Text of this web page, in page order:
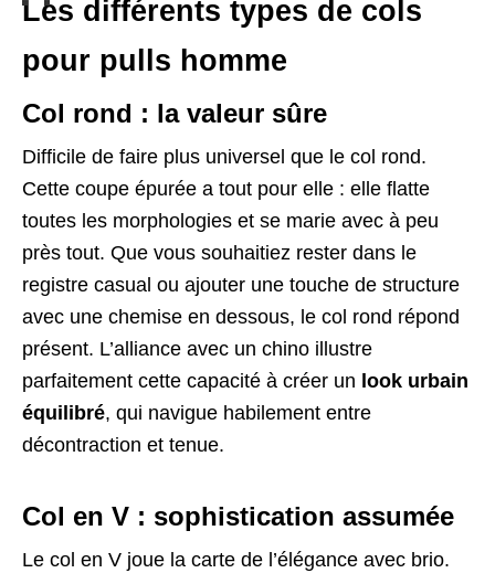
Les différents types de cols
pour pulls homme
Col rond : la valeur sûre
Difficile de faire plus universel que le col rond.
Cette coupe épurée a tout pour elle : elle flatte
toutes les morphologies et se marie avec à peu
près tout. Que vous souhaitiez rester dans le
registre casual ou ajouter une touche de structure
avec une chemise en dessous, le col rond répond
présent. L’alliance avec un chino illustre
parfaitement cette capacité à créer un look urbain
équilibré, qui navigue habilement entre
décontraction et tenue.
Col en V : sophistication assumée
Le col en V joue la carte de l’élégance avec brio.